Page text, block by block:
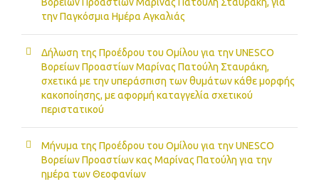
την Παγκόσμια Ημέρα Αγκαλιάς
Δήλωση της Προέδρου του Ομίλου για την UNESCO
Βορείων Προαστίων Μαρίνας Πατούλη Σταυράκη,
σχετικά με την υπεράσπιση των θυμάτων κάθε μορφής
κακοποίησης, με αφορμή καταγγελία σχετικού
περιστατικού
Μήνυμα της Προέδρου του Ομίλου για την UNESCO
Βορείων Προαστίων κας Μαρίνας Πατούλη για την
ημέρα των Θεοφανίων